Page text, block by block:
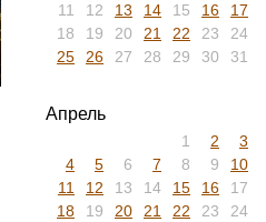
11
12 13 14 15 16
17
18
19 20 21 22 23
24
25
26 27 28 29 30 31
Апрель
1 2
3
4
5 6 7 8 9
10
11
12 13 14 15 16
17
18
19 20 21 22 23
24